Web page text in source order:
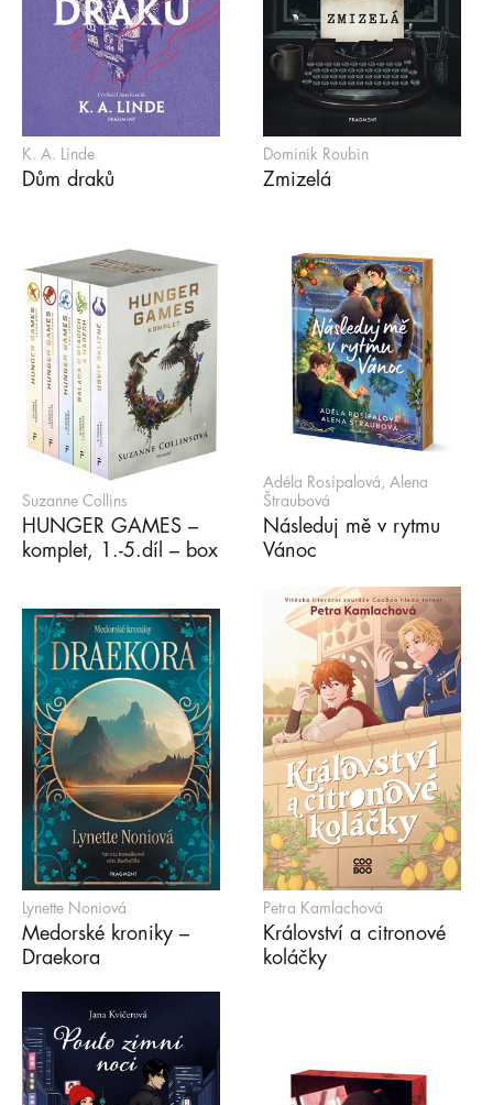
K. A. Linde
Dům draků
Dominik Roubin
Zmizelá
Suzanne Collins
HUNGER GAMES –
komplet, 1.-5.díl – box
Adéla Rosípalová, Alena
Štraubová
Následuj mě v rytmu
Vánoc
Lynette Noniová
Medorské kroniky –
Draekora
Petra Kamlachová
Království a citronové
koláčky